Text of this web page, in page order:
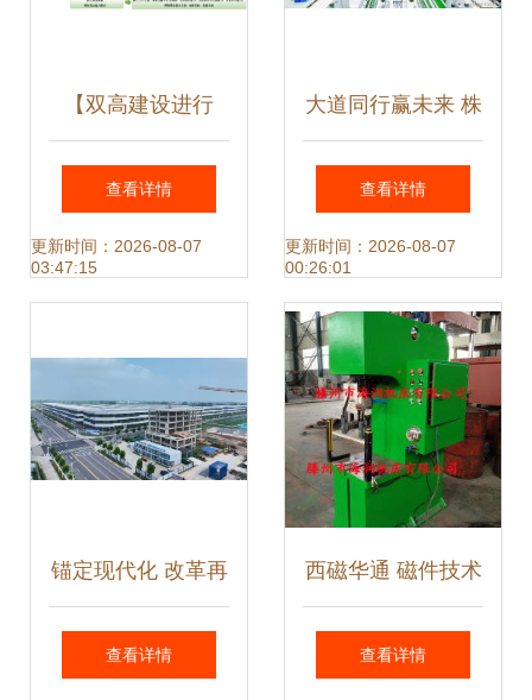
【双高建设进行
时】军民融合共建
产业学院 校企共育
查看详情
更新时间：2026-08-07
03:47:15
大道同行赢未来 株
洲全力融入长株潭
一体化高质量发展
纪实——聚焦机电
一体化技术及产品
的开发
查看详情
更新时间：2026-08-07
00:26:01
锚定现代化 改革再
深化 推进长封一体
查看详情
西磁华通 磁件技术
领航者，专注旋转
查看详情